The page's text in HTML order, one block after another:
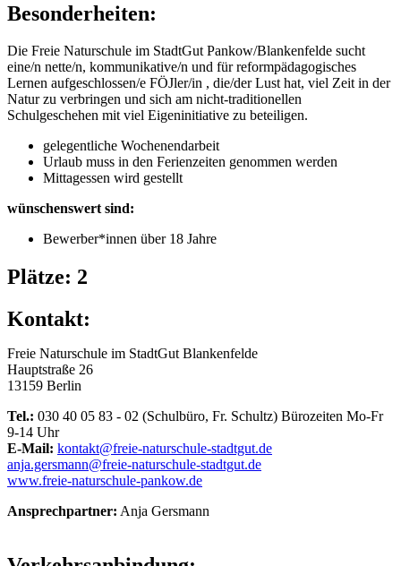
Besonderheiten:
Die Freie Naturschule im StadtGut Pankow/Blankenfelde sucht
eine/n nette/n, kommunikative/n und für reformpädagogisches
Lernen aufgeschlossen/e FÖJler/in , die/der Lust hat, viel Zeit in der
Natur zu verbringen und sich am nicht-traditionellen
Schulgeschehen mit viel Eigeninitiative zu beteiligen.
gelegentliche Wochenendarbeit
Urlaub muss in den Ferienzeiten genommen werden
Mittagessen wird gestellt
wünschenswert sind:
Bewerber*innen über 18 Jahre
Plätze: 2
Kontakt:
Freie Naturschule im StadtGut Blankenfelde
Hauptstraße 26
13159 Berlin
Tel.: 030 40 05 83 - 02 (Schulbüro, Fr. Schultz) Bürozeiten Mo-Fr
9-14 Uhr
E-Mail: kontakt@freie-naturschule-stadtgut.de
anja.gersmann@freie-naturschule-stadtgut.de
www.freie-naturschule-pankow.de
Ansprechpartner: Anja Gersmann